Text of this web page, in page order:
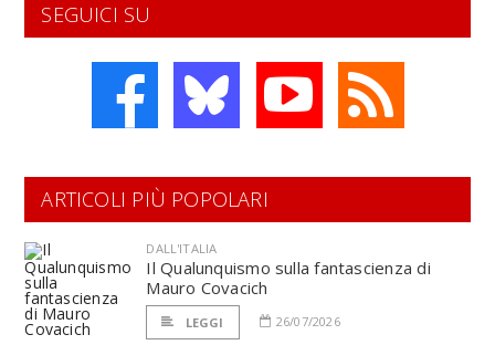
SEGUICI SU
ARTICOLI PIÙ POPOLARI
DALL'ITALIA
Il Qualunquismo sulla fantascienza di
Mauro Covacich
LEGGI 26/07/2026